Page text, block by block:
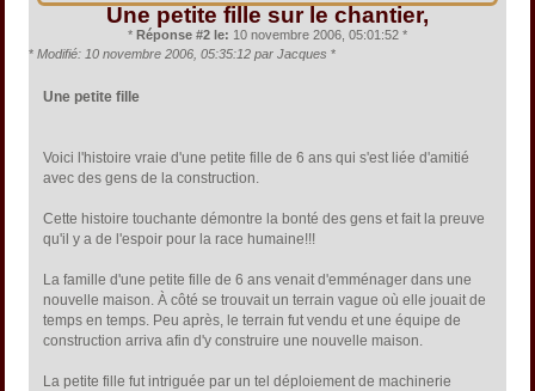
Une petite fille sur le chantier,
* Réponse #2 le: 10 novembre 2006, 05:01:52 *
* Modifié: 10 novembre 2006, 05:35:12 par Jacques *
Une petite fille
Voici l'histoire vraie d'une petite fille de 6 ans qui s'est liée d'amitié
avec des gens de la construction.
Cette histoire touchante démontre la bonté des gens et fait la preuve
qu'il y a de l'espoir pour la race humaine!!!
La famille d'une petite fille de 6 ans venait d'emménager dans une
nouvelle maison. À côté se trouvait un terrain vague où elle jouait de
temps en temps. Peu après, le terrain fut vendu et une équipe de
construction arriva afin d'y construire une nouvelle maison.
La petite fille fut intriguée par un tel déploiement de machinerie